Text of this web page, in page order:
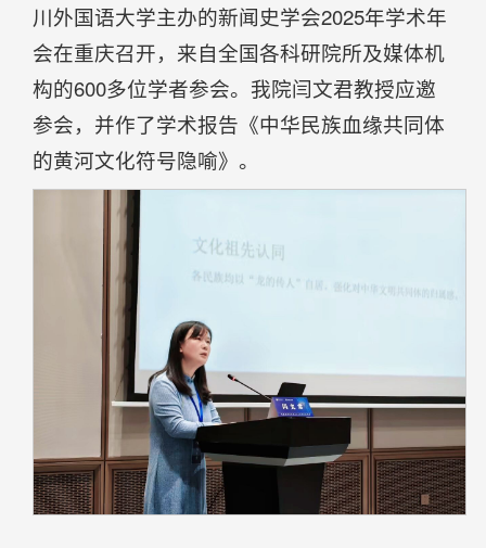
川外国语大学主办的新闻史学会2025年学术年
会在重庆召开，来自全国各科研院所及媒体机
构的600多位学者参会。我院闫文君教授应邀
参会，并作了学术报告《中华民族血缘共同体
的黄河文化符号隐喻》。